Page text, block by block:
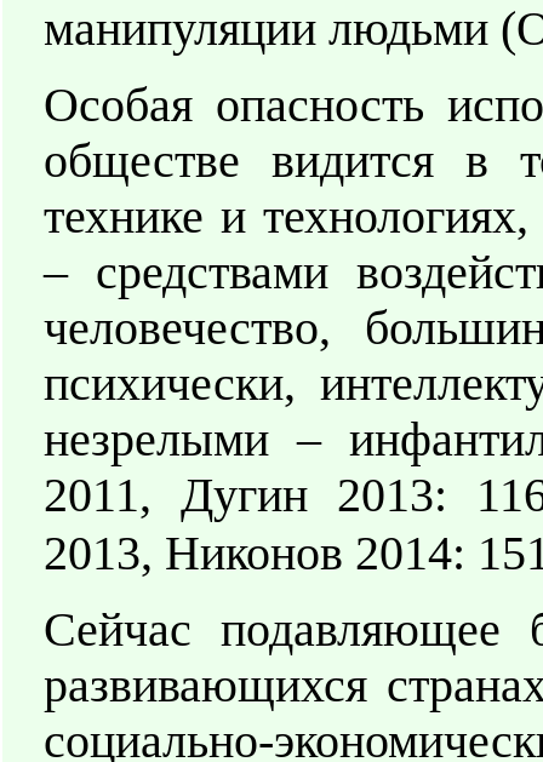
манипуляции людьми
Особая опасность
обществе видится в
технике и
– средствами
человечество,
психически,
незрелыми –
2011, Дугин 2013:
2013, Никонов 2014:
Сейчас подавляющее
развивающихся
социально-